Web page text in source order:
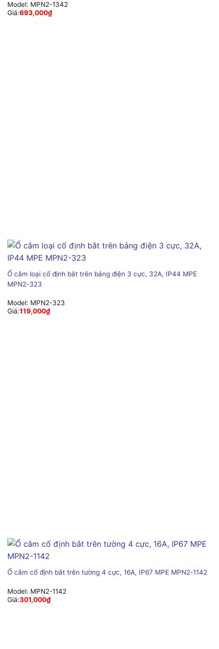
Model: MPN2-1342
Giá:693,000₫
Ổ cắm loại cố định bắt trên bảng điện 3 cực, 32A, IP44 MPE
MPN2-323
Model: MPN2-323
Giá:119,000₫
Ổ cắm cố định bắt trên tường 4 cực, 16A, IP67 MPE MPN2-1142
Model: MPN2-1142
Giá:301,000₫